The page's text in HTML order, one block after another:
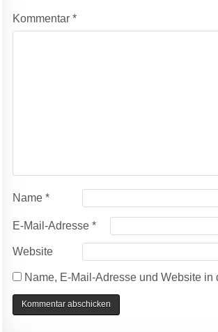
Kommentar*
Name*
E-Mail-Adresse*
Website
Name, E-Mail-Adresse und Website